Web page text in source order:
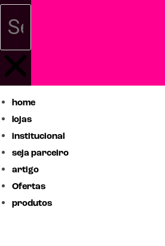
home
lojas
institucional
seja parceiro
artigo
Ofertas
produtos